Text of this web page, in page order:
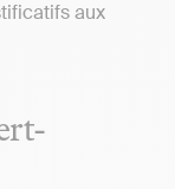
aux